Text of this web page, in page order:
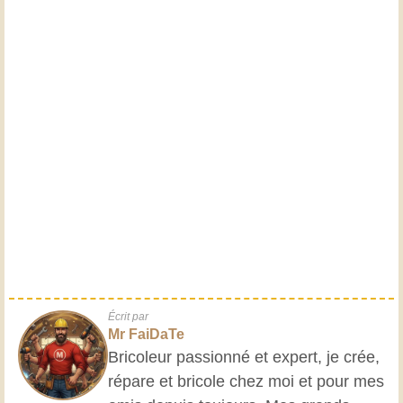
Écrit par
Mr FaiDaTe
Bricoleur passionné et expert, je crée,
répare et bricole chez moi et pour mes